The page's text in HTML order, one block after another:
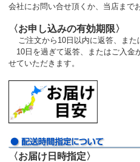
会社にお問い合せ頂くか、当店まで
〈お申し込みの有効期限〉
ご注文から10日以内に返答、また
10日を過ぎて返答、またはご入金
せていただきます。
〈お届け日時指定〉